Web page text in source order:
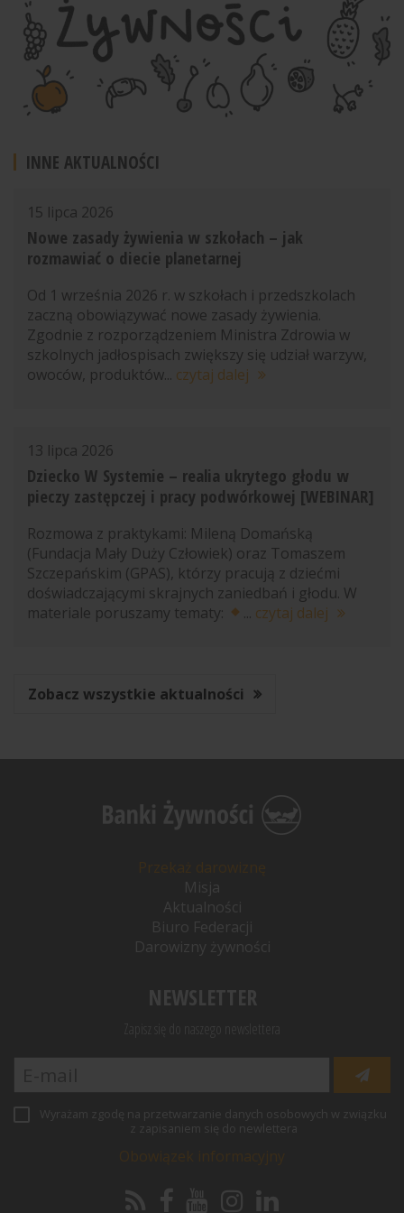
INNE AKTUALNOŚCI
15 lipca 2026
Nowe zasady żywienia w szkołach – jak
rozmawiać o diecie planetarnej
Od 1 września 2026 r. w szkołach i przedszkolach
zaczną obowiązywać nowe zasady żywienia.
Zgodnie z rozporządzeniem Ministra Zdrowia w
szkolnych jadłospisach zwiększy się udział warzyw,
owoców, produktów... czytaj dalej
13 lipca 2026
Dziecko W Systemie – realia ukrytego głodu w
pieczy zastępczej i pracy podwórkowej [WEBINAR]
Rozmowa z praktykami: Mileną Domańską
(Fundacja Mały Duży Człowiek) oraz Tomaszem
Szczepańskim (GPAS), którzy pracują z dziećmi
doświadczającymi skrajnych zaniedbań i głodu. W
materiale poruszamy tematy:
... czytaj dalej
Zobacz wszystkie aktualności
Misja
Aktualności
Biuro Federacji
Darowizny żywności
NEWSLETTER
Zapisz się do naszego newslettera
Wyrażam zgodę na przetwarzanie danych osobowych w związku
z zapisaniem się do newlettera